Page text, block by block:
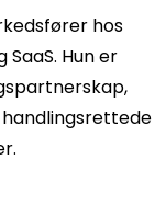
hos
Hun er